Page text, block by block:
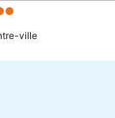
ville